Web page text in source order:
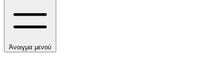
Άνοιγμα μενού